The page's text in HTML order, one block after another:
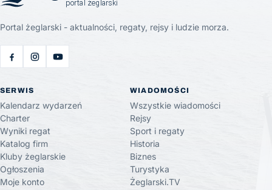
Portal żeglarski - aktualności, regaty, rejsy i ludzie morza.
SERWIS
Kalendarz wydarzeń
Charter
Wyniki regat
Katalog firm
Kluby żeglarskie
Ogłoszenia
Moje konto
WIADOMOŚCI
Wszystkie wiadomości
Rejsy
Sport i regaty
Historia
Biznes
Turystyka
Żeglarski.TV